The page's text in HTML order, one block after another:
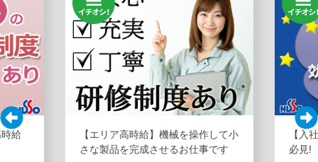
給
【エリア高時給】機械を操作して小
さな製品を完成させるお仕事です
【入
必見!